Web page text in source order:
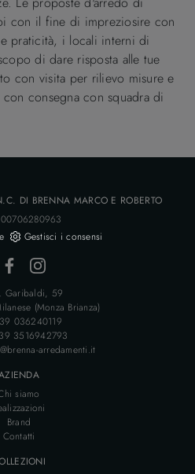
con il fine di impreziosire con
praticità, i locali interni di
di dare risposta alle tue
con visita per rilievo misure e
consegna con squadra di
DI BRENNA MARCO E ROBERTO
00706280963
Gestisci i consensi
Garibaldi, 59
(Monza Brianza)
036240119
3516942793
arredamenti.it
siamo
Brand
Contatti